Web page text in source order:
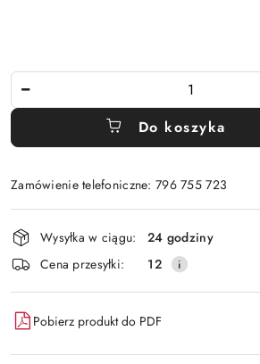
Do koszyka
Zamówienie telefoniczne: 796 755 723
Wyślij
Dostępność
i
dostawa
Wysyłka w ciągu:
24 godziny
Cena przesyłki:
12
Pobierz produkt do PDF